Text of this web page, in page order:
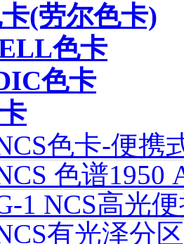
(劳尔色卡)
色卡
色卡
色卡-便携
色谱1950
1 NCS高光
有光泽分